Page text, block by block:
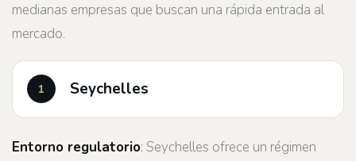
medianas empresas que buscan una rápida entrada al
mercado.
Seychelles
Entorno regulatorio: Seychelles ofrece un régimen